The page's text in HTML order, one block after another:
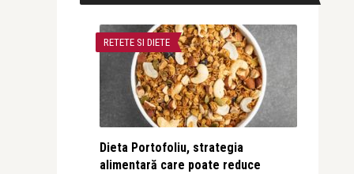
RETETE SI DIETE
Dieta Portofoliu, strategia
alimentară care poate reduce